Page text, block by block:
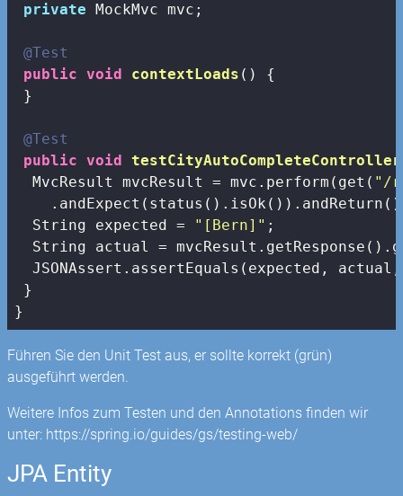
private MockMvc mvc;
@Test
public void contextLoads ()
{
}
@Test
public void testCityAutoCompleteController
  MvcResult mvcResult = mvc.perform(get(
"/
  String expected =
"[Bern]" ;
String actual =
JSONAssert.assertEquals(expected,
}
}
Führen Sie den Unit Test aus, er sollte korrekt (grün)
ausgeführt werden.
Weitere Infos zum Testen und den Annotations finden wir
unter: https://spring.io/guides/gs/testing-web/
JPA Entity